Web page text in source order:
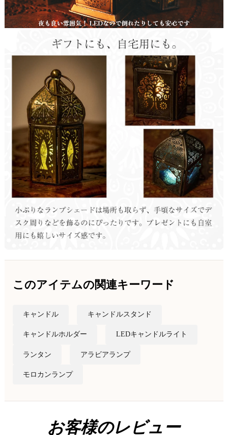
このアイテムの関連キーワード
キャンドル キャンドルスタンド
キャンドルホルダー LEDキャンドルライト
ランタン アラビアランプ
モロカンランプ
お客様のレビュー